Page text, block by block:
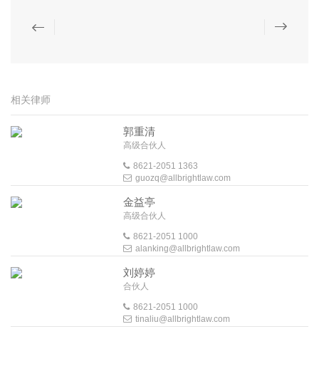
相关律师
郭重清
高级合伙人
8621-2051 1363
guozq@allbrightlaw.com
金益亭
高级合伙人
8621-2051 1000
alanking@allbrightlaw.com
刘婷婷
合伙人
8621-2051 1000
tinaliu@allbrightlaw.com